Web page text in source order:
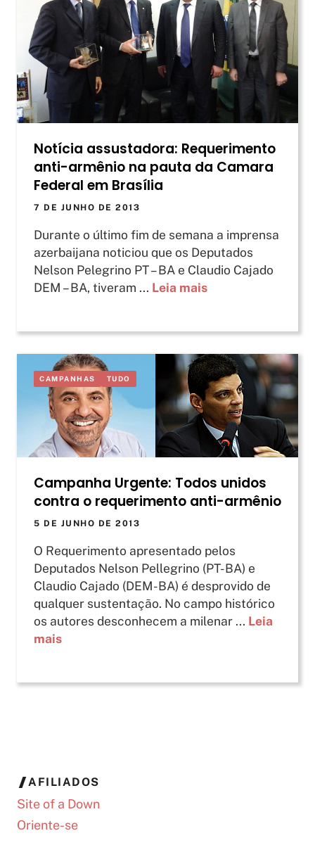
Notícia assustadora: Requerimento
anti-armênio na pauta da Camara
Federal em Brasília
7 DE JUNHO DE 2013
Durante o último fim de semana a imprensa
azerbaijana noticiou que os Deputados
Nelson Pelegrino PT – BA e Claudio Cajado
DEM – BA, tiveram ... Leia mais
CAMPANHAS TUDO
Campanha Urgente: Todos unidos
contra o requerimento anti-armênio
5 DE JUNHO DE 2013
O Requerimento apresentado pelos
Deputados Nelson Pellegrino (PT-BA) e
Claudio Cajado (DEM-BA) é desprovido de
qualquer sustentação. No campo histórico
os autores desconhecem a milenar ... Leia
mais
AFILIADOS
Site of a Down
Oriente-se